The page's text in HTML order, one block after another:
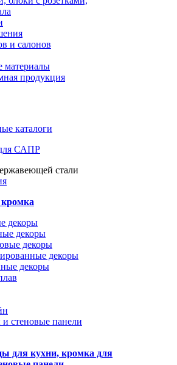
и салонов
материалы
продукция
каталоги
САПР
декоры
декоры
декоры
декоры
декоры
для кухни, кромка для